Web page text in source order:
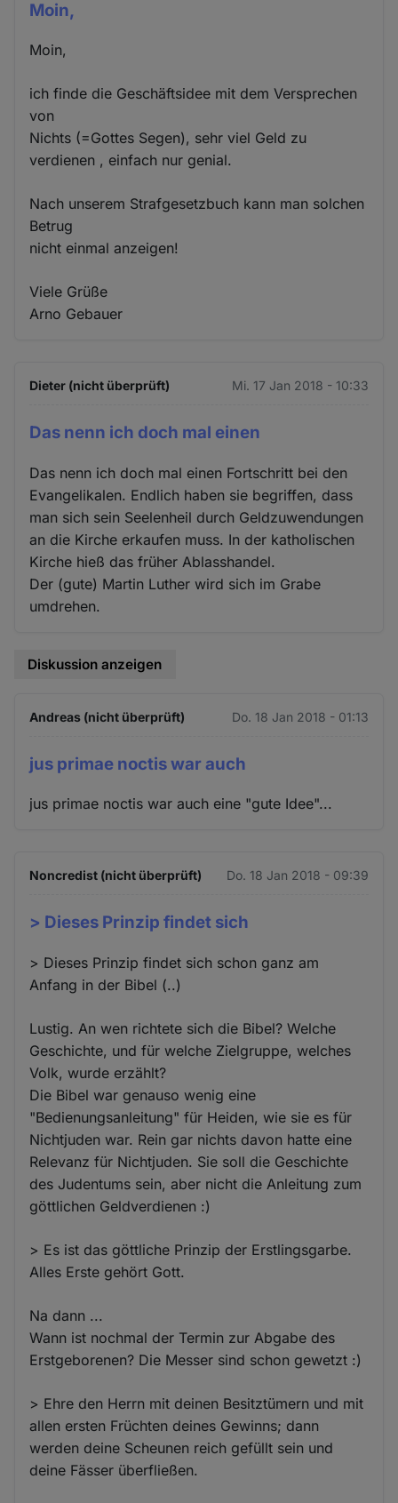
Moin,
Moin,
ich finde die Geschäftsidee mit dem Versprechen
von
Nichts (=Gottes Segen), sehr viel Geld zu
verdienen , einfach nur genial.
Nach unserem Strafgesetzbuch kann man solchen
Betrug
nicht einmal anzeigen!
Viele Grüße
Arno Gebauer
Dieter (nicht überprüft) Mi. 17 Jan 2018 - 10:33
Das nenn ich doch mal einen
Das nenn ich doch mal einen Fortschritt bei den
Evangelikalen. Endlich haben sie begriffen, dass
man sich sein Seelenheil durch Geldzuwendungen
an die Kirche erkaufen muss. In der katholischen
Kirche hieß das früher Ablasshandel.
Der (gute) Martin Luther wird sich im Grabe
umdrehen.
Diskussion anzeigen
Andreas (nicht überprüft) Do. 18 Jan 2018 - 01:13
jus primae noctis war auch
jus primae noctis war auch eine "gute Idee"...
Noncredist (nicht überprüft) Do. 18 Jan 2018 - 09:39
> Dieses Prinzip findet sich
> Dieses Prinzip findet sich schon ganz am
Anfang in der Bibel (..)
Lustig. An wen richtete sich die Bibel? Welche
Geschichte, und für welche Zielgruppe, welches
Volk, wurde erzählt?
Die Bibel war genauso wenig eine
"Bedienungsanleitung" für Heiden, wie sie es für
Nichtjuden war. Rein gar nichts davon hatte eine
Relevanz für Nichtjuden. Sie soll die Geschichte
des Judentums sein, aber nicht die Anleitung zum
göttlichen Geldverdienen :)
> Es ist das göttliche Prinzip der Erstlingsgarbe.
Alles Erste gehört Gott.
Na dann ...
Wann ist nochmal der Termin zur Abgabe des
Erstgeborenen? Die Messer sind schon gewetzt :)
> Ehre den Herrn mit deinen Besitztümern und mit
allen ersten Früchten deines Gewinns; dann
werden deine Scheunen reich gefüllt sein und
deine Fässer überfließen.